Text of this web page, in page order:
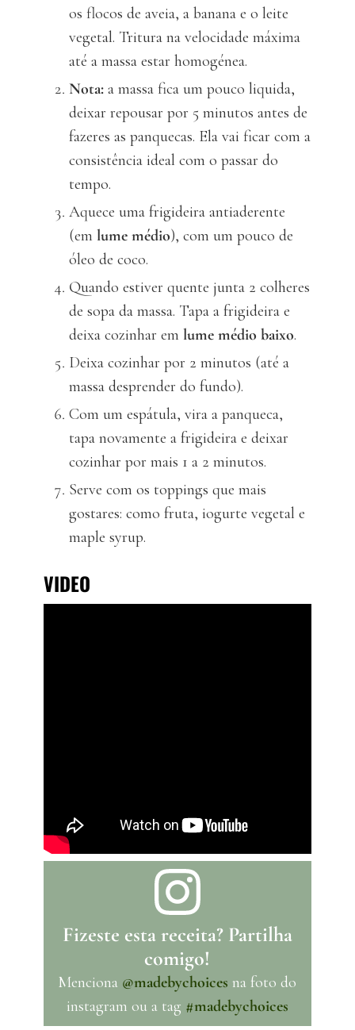
os flocos de aveia, a banana e o leite
vegetal. Tritura na velocidade máxima
até a massa estar homogénea.
Nota:a massa fica um pouco liquida,
deixar repousar por 5 minutos antes de
fazeres as panquecas. Ela vai ficar com a
consistência ideal com o passar do
tempo.
Aquece uma frigideira antiaderente
(em lume médio), com um pouco de
óleo de coco.
Quando estiver quente junta 2 colheres
de sopa da massa. Tapa a frigideira e
deixa cozinhar em lume médio baixo.
Deixa cozinhar por 2 minutos (até a
massa desprender do fundo).
Com um espátula, vira a panqueca,
tapa novamente a frigideira e deixar
cozinhar por mais 1 a 2 minutos.
Serve com os toppings que mais
gostares: como fruta, iogurte vegetal e
maple syrup.
VIDEO
Fizeste esta receita? Partilha
comigo!
Menciona @madebychoices na foto do
instagram ou a tag #madebychoices